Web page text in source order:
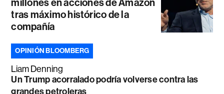
millones en acciones de Amazon
tras máximo histórico de la
compañía
OPINIÓN BLOOMBERG
Liam Denning
Un Trump acorralado podría volverse contra las
grandes petroleras